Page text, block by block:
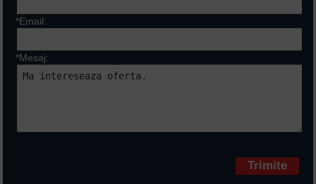
*Email:
*Mesaj: